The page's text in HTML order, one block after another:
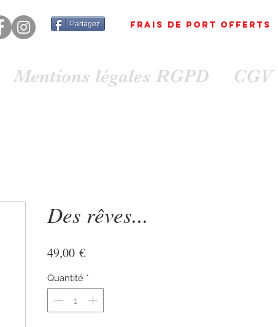
Partagez FRAIS DE PORT OFFErts
Mentions légales RGPD CGV
Des rêves...
49,00 €Prix
Quantité *